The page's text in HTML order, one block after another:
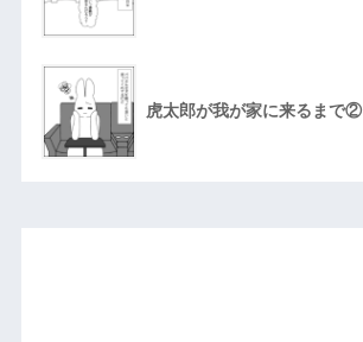
虎太郎が我が家に来るまで②